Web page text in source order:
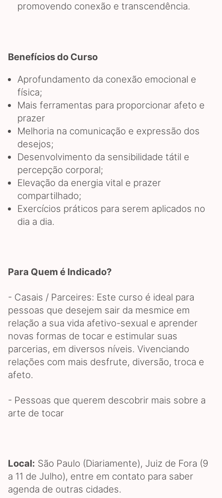
promovendo conexão e transcendência.
Benefícios do Curso
Aprofundamento da conexão emocional e
física;
Mais ferramentas para proporcionar afeto e
prazer
Melhoria na comunicação e expressão dos
desejos;
Desenvolvimento da sensibilidade tátil e
percepção corporal;
Elevação da energia vital e prazer
compartilhado;
Exercícios práticos para serem aplicados no
dia a dia.
Para Quem é Indicado?
- Casais / Parceires: Este curso é ideal para
pessoas que desejem sair da mesmice em
relação a sua vida afetivo-sexual e aprender
novas formas de tocar e estimular suas
parcerias, em diversos níveis. Vivenciando
relações com mais desfrute, diversão, troca e
afeto.
- Pessoas que querem descobrir mais sobre a
arte de tocar
Local: São Paulo (Diariamente), Juiz de Fora (9
a 11 de Julho), entre em contato para saber
agenda de outras cidades.